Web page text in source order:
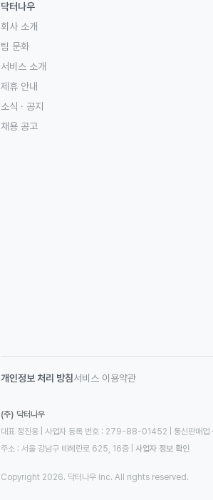
닥터나우
회사 소개
팀 문화
서비스 소개
제휴 안내
소식 · 공지
채용 공고
개인정보 처리 방침서비스 이용약관
(주) 닥터나우
대표 정진웅 | 사업자 등록 번호 : 279-88-01452 | 통신판매
주소 : 서울 강남구 테헤란로 625, 16층
사업자 정보 확인
Copyright 2026. 닥터나우 Inc. All rights reserved.